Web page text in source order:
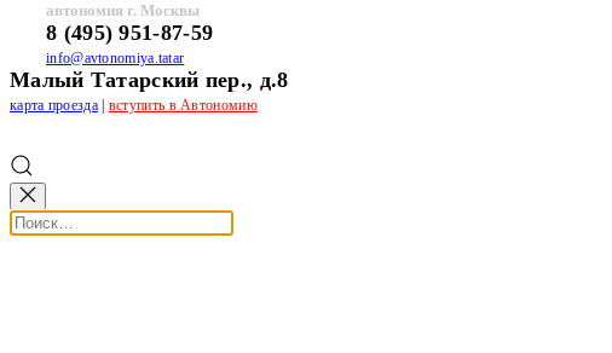
автономия г. Москвы
8 (495) 951-87-59
info@avtonomiya.tatar
Малый Татарский пер., д.8
карта проезда| вступить в Автономию